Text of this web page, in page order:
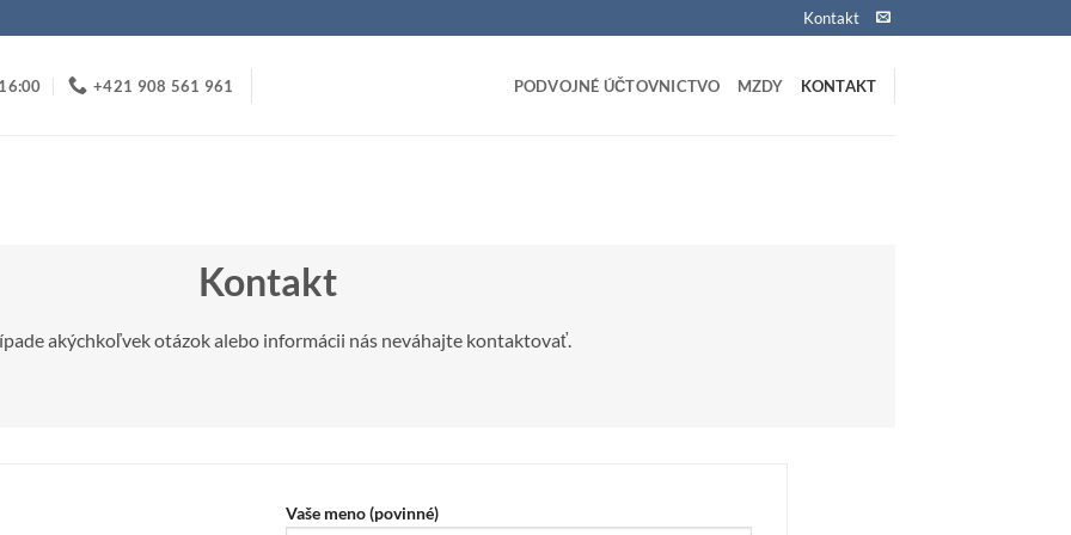
Kontakt
+421 908 561 961 PODVOJNÉ ÚČTOVNICTVO MZDY KONTAKT
Kontakt
akýchkoľvek otázok alebo informácii nás neváhajte kontaktovať.
Vaše meno (povinné)